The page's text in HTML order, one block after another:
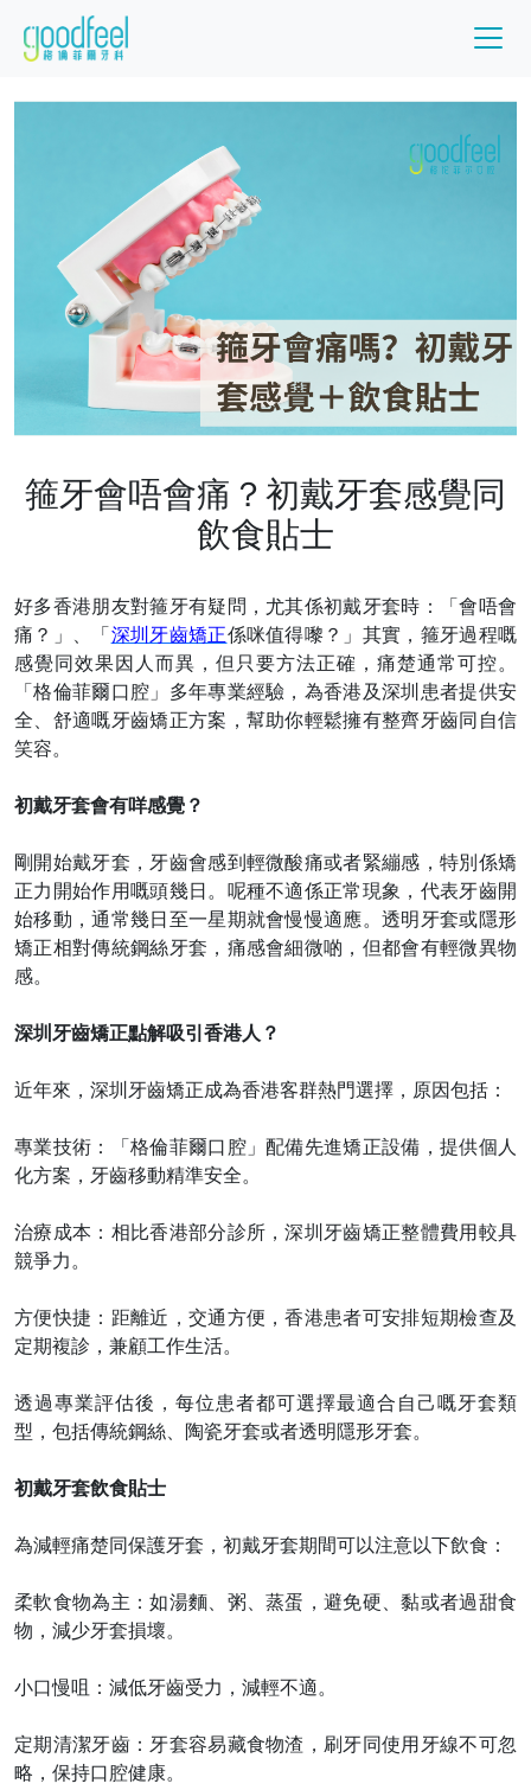
箍牙會唔會痛？初戴牙套感覺同
飲食貼士
好多香港朋友對箍牙有疑問，尤其係初戴牙套時：「會唔會
痛？」、「 深圳牙齒矯正係咪值得嚟？」其實，箍牙過程嘅
感覺同效果因人而異，但只要方法正確，痛楚通常可控。
「格倫菲爾口腔」多年專業經驗，為香港及深圳患者提供安
全、舒適嘅牙齒矯正方案，幫助你輕鬆擁有整齊牙齒同自信
笑容。
初戴牙套會有咩感覺？
剛開始戴牙套，牙齒會感到輕微酸痛或者緊繃感，特別係矯
正力開始作用嘅頭幾日。呢種不適係正常現象，代表牙齒開
始移動，通常幾日至一星期就會慢慢適應。透明牙套或隱形
矯正相對傳統鋼絲牙套，痛感會細微啲，但都會有輕微異物
感。
深圳牙齒矯正點解吸引香港人？
近年來，深圳牙齒矯正成為香港客群熱門選擇，原因包括：
專業技術：「格倫菲爾口腔」配備先進矯正設備，提供個人
化方案，牙齒移動精準安全。
治療成本：相比香港部分診所，深圳牙齒矯正整體費用較具
競爭力。
方便快捷：距離近，交通方便，香港患者可安排短期檢查及
定期複診，兼顧工作生活。
透過專業評估後，每位患者都可選擇最適合自己嘅牙套類
型，包括傳統鋼絲、陶瓷牙套或者透明隱形牙套。
初戴牙套飲食貼士
為減輕痛楚同保護牙套，初戴牙套期間可以注意以下飲食：
柔軟食物為主：如湯麵、粥、蒸蛋，避免硬、黏或者過甜食
物，減少牙套損壞。
小口慢咀：減低牙齒受力，減輕不適。
定期清潔牙齒：牙套容易藏食物渣，刷牙同使用牙線不可忽
略，保持口腔健康。